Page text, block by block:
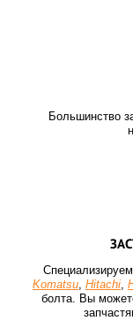
Большинство
Komatsu Hitachi
болта. Вы